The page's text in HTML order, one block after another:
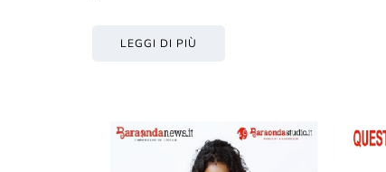
LEGGI DI PIÙ